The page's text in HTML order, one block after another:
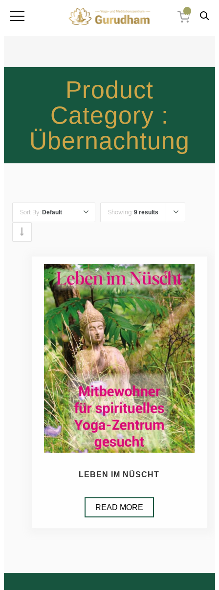
0
Product
Category :
Übernachtung
Sort By: Default Showing:9 results
LEBEN IM NÜSCHT
READ MORE